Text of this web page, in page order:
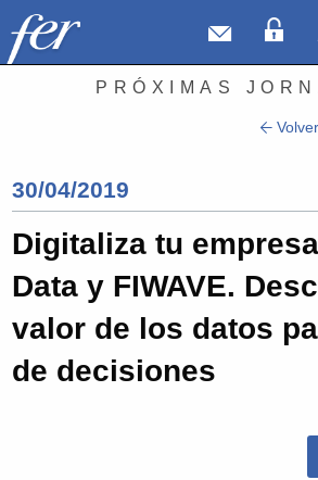
Correo
PRÓXIMAS
30/04/2019
Digitaliza tu
Data y FIWAVE.
valor de los datos
de decisiones